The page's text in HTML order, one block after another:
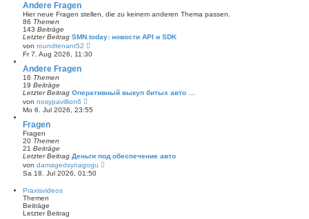
a
s
t
B
Andere Fragen
Hier neue Fragen stellen, die zu keinem anderen Thema passen.
86 Themen
143 Beiträge
Letzter Beitrag SMN.today: новости API и SDK
von roundtenant52
e
u
r
e
Fr 7. Aug 2026, 11:30
Andere Fragen
16 Themen
19 Beiträge
Letzter Beitrag Оперативный выкуп битых авто …
von nosypavillion6
e
u
B
e
i
Mo 6. Jul 2026, 23:55
Fragen
Fragen
20 Themen
21 Beiträge
Letzter Beitrag Деньги под обеспечение авто
von damagedsynagogu
Sa 18. Jul 2026, 01:50
Praxisvideos
Themen
Beiträge
Letzter Beitrag